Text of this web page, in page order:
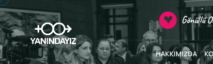
Gönüllü
HAKKIMIZDA